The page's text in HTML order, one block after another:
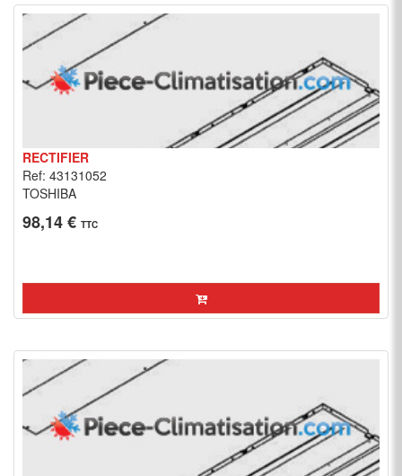
RECTIFIER
Ref: 43131052
TOSHIBA
98,14 € TTC